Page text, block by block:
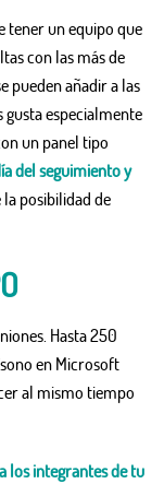
tener un equipo que
con las más de
pueden añadir a las
gusta especialmente
un panel tipo
del seguimiento y
posibilidad de
Hasta 250
en Microsoft
al mismo tiempo
los integrantes de tu